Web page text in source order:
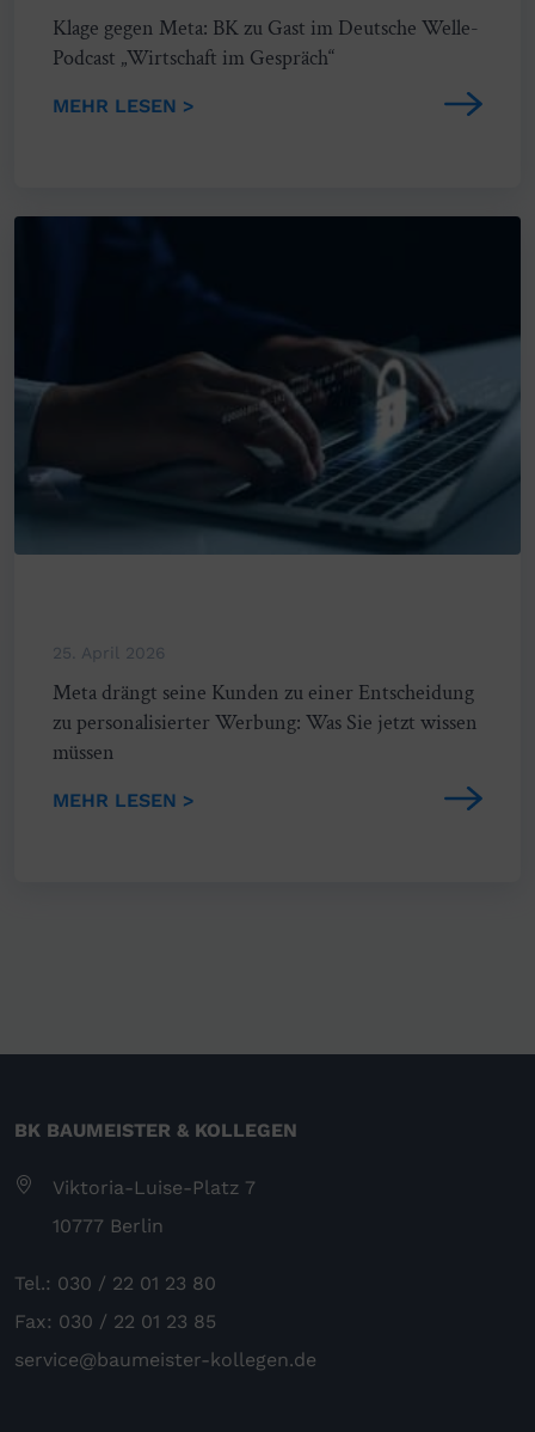
Klage gegen Meta: BK zu Gast im Deutsche Welle-
Podcast „Wirtschaft im Gespräch“
MEHR LESEN >
25. April 2026
Meta drängt seine Kunden zu einer Entscheidung
zu personalisierter Werbung: Was Sie jetzt wissen
müssen
MEHR LESEN >
BK BAUMEISTER & KOLLEGEN
Viktoria-Luise-Platz 7
10777 Berlin
Tel.: 030 / 22 01 23 80
Fax: 030 / 22 01 23 85
service@baumeister-kollegen.de